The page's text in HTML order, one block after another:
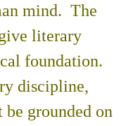
mind. The
literary
foundation.
discipline,
grounded on